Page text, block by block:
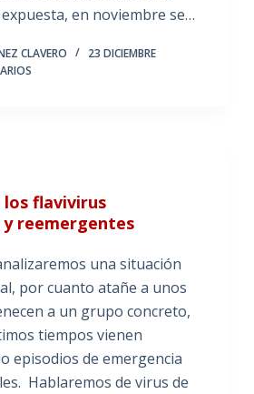
en noviembre se…
CLAVERO
23 DICIEMBRE
los flavivirus
reemergentes
una situación
por cuanto atañe a unos
a un grupo concreto,
tiempos vienen
episodios de emergencia
Hablaremos de virus de